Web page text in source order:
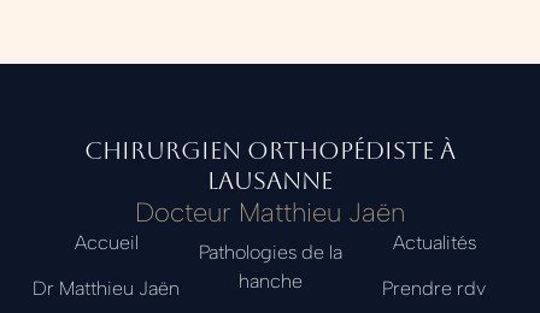
Surveillance des symptômes
Équilibre activité-repos
chirurgien orthopédiste à
Lausanne
Docteur Matthieu Jaën
Accueil
Dr Matthieu Jaën
Pathologies de la
hanche
Actualités
Prendre rdv